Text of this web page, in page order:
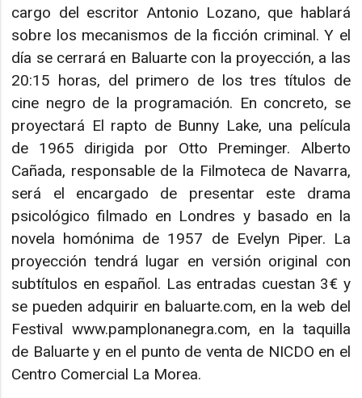
cargo del escritor Antonio Lozano, que hablará
sobre los mecanismos de la ficción criminal. Y el
día se cerrará en Baluarte con la proyección, a las
20:15 horas, del primero de los tres títulos de
cine negro de la programación. En concreto, se
proyectará El rapto de Bunny Lake, una película
de 1965 dirigida por Otto Preminger. Alberto
Cañada, responsable de la Filmoteca de Navarra,
será el encargado de presentar este drama
psicológico filmado en Londres y basado en la
novela homónima de 1957 de Evelyn Piper. La
proyección tendrá lugar en versión original con
subtítulos en español. Las entradas cuestan 3€ y
se pueden adquirir en baluarte.com, en la web del
Festival www.pamplonanegra.com, en la taquilla
de Baluarte y en el punto de venta de NICDO en el
Centro Comercial La Morea.